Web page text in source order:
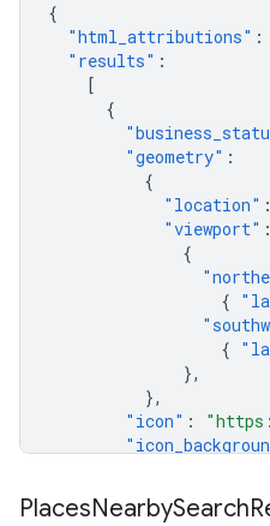
{
"html_attributions" :
"results" :
[
{
"geometry" :
{
"location" :
"viewport" :
{
{
{
},
},
"icon" :
"name"
"opening_hours"
PlacesNearbySearch